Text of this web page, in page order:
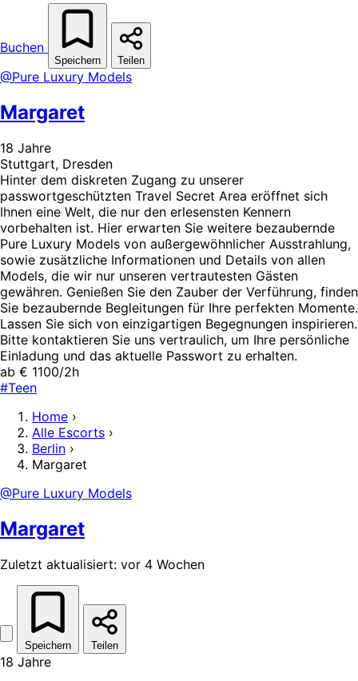
Buchen
Speichern Teilen
@Pure Luxury Models
Margaret
18 Jahre
Stuttgart, Dresden
Hinter dem diskreten Zugang zu unserer
passwortgeschützten Travel Secret Area eröffnet sich
Ihnen eine Welt, die nur den erlesensten Kennern
vorbehalten ist. Hier erwarten Sie weitere bezaubernde
Pure Luxury Models von außergewöhnlicher Ausstrahlung,
sowie zusätzliche Informationen und Details von allen
Models, die wir nur unseren vertrautesten Gästen
gewähren. Genießen Sie den Zauber der Verführung, finden
Sie bezaubernde Begleitungen für Ihre perfekten Momente.
Lassen Sie sich von einzigartigen Begegnungen inspirieren.
Bitte kontaktieren Sie uns vertraulich, um Ihre persönliche
Einladung und das aktuelle Passwort zu erhalten.
ab € 1100/2h
#Teen
Home ›
Alle Escorts ›
Berlin ›
Margaret
@Pure Luxury Models
Margaret
Zuletzt aktualisiert: vor 4 Wochen
Speichern Teilen
18 Jahre